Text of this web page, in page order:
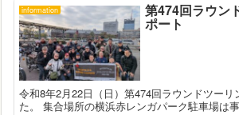
information 第474回ラウン
ポート
令和8年2月22日（日）第474回ラウンドツーリ
た。 集合場所の横浜赤レンガパーク駐車場は